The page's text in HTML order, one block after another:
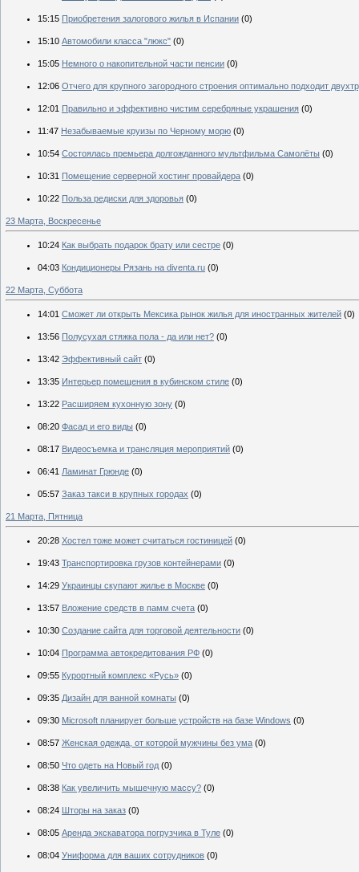
15:15 Приобретения залогового жилья в Испании (0)
15:10 Автомобили класса "люкс" (0)
15:05 Немного о накопительной части пенсии (0)
12:06 Отчего для крупного загородного строения оптимально подходит
12:01 Правильно и эффективно чистим серебряные украшения (0)
11:47 Незабываемые круизы по Черному морю (0)
10:54 Состоялась премьера долгожданного мультфильма Самолёты (0)
10:31 Помещение серверной хостинг провайдера (0)
10:22 Польза редиски для здоровья (0)
23 Марта, Воскресенье
10:24 Как выбрать подарок брату или сестре (0)
04:03 Кондиционеры Рязань на diventa.ru (0)
22 Марта, Суббота
14:01 Сможет ли открыть Мексика рынок жилья для иностранных жителей (0)
13:56 Полусухая стяжка пола - да или нет? (0)
13:42 Эффективный сайт (0)
13:35 Интерьер помещения в кубинском стиле (0)
13:22 Расширяем кухонную зону (0)
08:20 Фасад и его виды (0)
08:17 Видеосъемка и трансляция мероприятий (0)
06:41 Ламинат Грюнде (0)
05:57 Заказ такси в крупных городах (0)
21 Марта, Пятница
20:28 Хостел тоже может считаться гостиницей (0)
19:43 Транспортировка грузов контейнерами (0)
14:29 Украинцы скупают жилье в Москве (0)
13:57 Вложение средств в памм счета (0)
10:30 Создание сайта для торговой деятельности (0)
10:04 Программа автокредитования РФ (0)
09:55 Курортный комплекс «Русь» (0)
09:35 Дизайн для ванной комнаты (0)
09:30 Microsoft планирует больше устройств на базе Windows (0)
08:57 Женская одежда, от которой мужчины без ума (0)
08:50 Что одеть на Новый год (0)
08:38 Как увеличить мышечную массу? (0)
08:24 Шторы на заказ (0)
08:05 Аренда экскаватора погрузчика в Туле (0)
08:04 Униформа для ваших сотрудников (0)